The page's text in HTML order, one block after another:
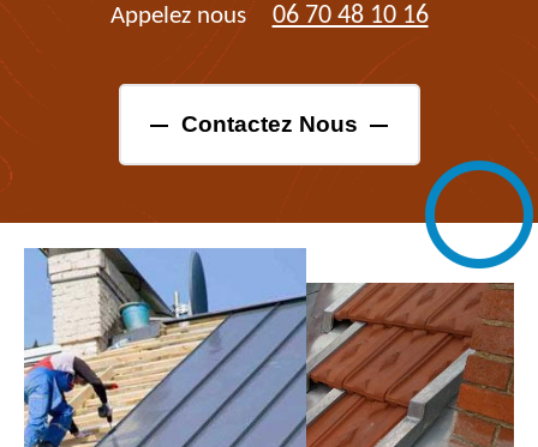
Appelez nous 06 70 48 10 16
Contactez Nous